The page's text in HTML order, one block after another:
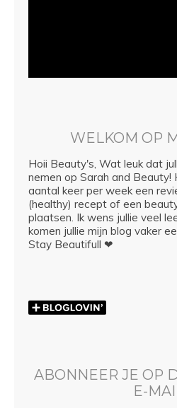
WELKOM OP
Hoii Beauty's, Wat leuk dat
nemen op Sarah and Beauty!
aantal keer per week een
(healthy) recept of een
plaatsen. Ik wens jullie veel
komen jullie mijn blog vaker
Stay Beautifull ❤
ABONNEER JE OP
E-